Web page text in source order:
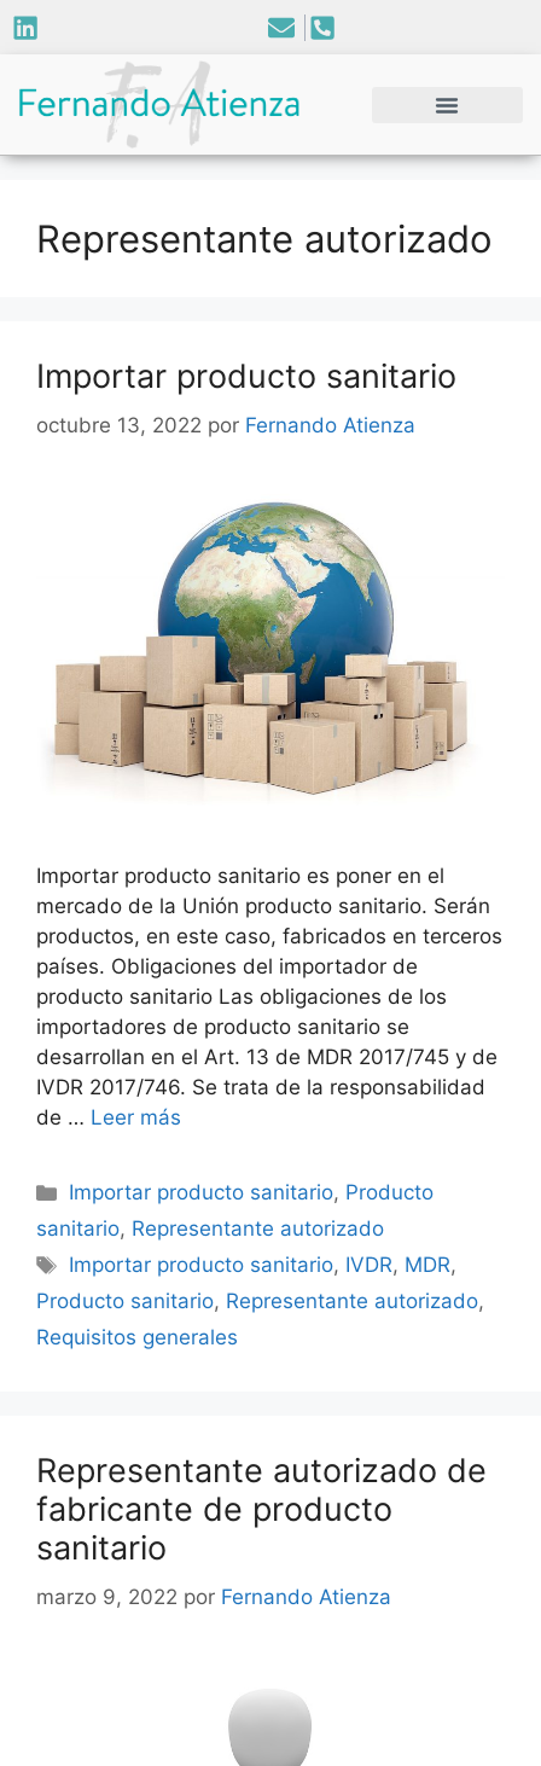
Representante autorizado
Importar producto sanitario
octubre 13, 2022 por Fernando Atienza
Importar producto sanitario es poner en el
mercado de la Unión producto sanitario. Serán
productos, en este caso, fabricados en terceros
países. Obligaciones del importador de
producto sanitario Las obligaciones de los
importadores de producto sanitario se
desarrollan en el Art. 13 de MDR 2017/745 y de
IVDR 2017/746. Se trata de la responsabilidad
de … Leer más
Importar producto sanitario, Producto
sanitario, Representante autorizado
Importar producto sanitario, IVDR, MDR,
Producto sanitario, Representante autorizado,
Requisitos generales
Representante autorizado de
fabricante de producto
sanitario
marzo 9, 2022 por Fernando Atienza